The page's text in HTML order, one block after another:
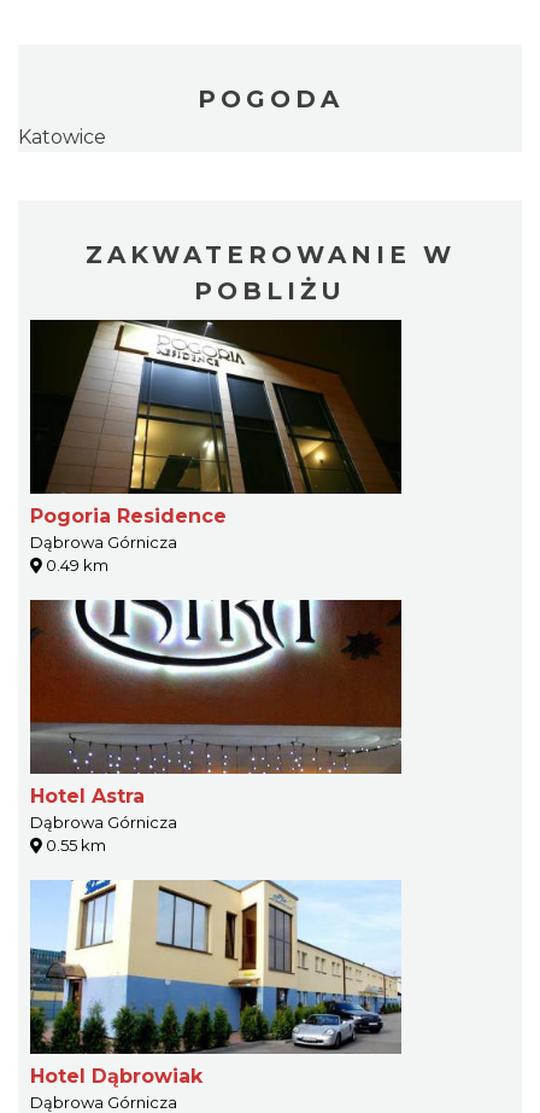
POGODA
Katowice
ZAKWATEROWANIE W
POBLIŻU
Pogoria Residence
Dąbrowa Górnicza
0.49 km
Hotel Astra
Dąbrowa Górnicza
0.55 km
Hotel Dąbrowiak
Dąbrowa Górnicza